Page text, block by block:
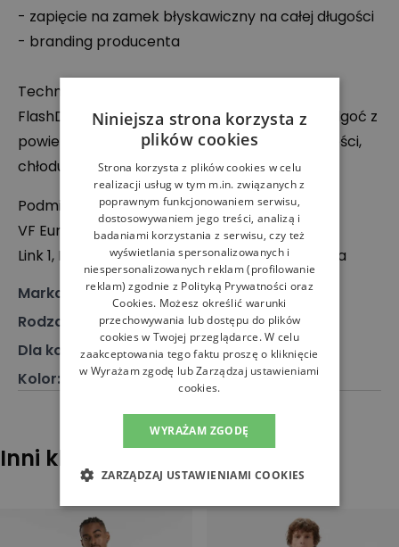
- zapięcie na zamek błyskawiczny na całej długości
- branding producenta
Technologie:
FlashDry – Tkaniny FlashDry odprowadzają wilgoć z
powierzchni skóry, zapewniając uczucie suchości,
chłodu i komfortu.
Podmiot odpowiedzialny:
VF Europe B.V.
Link 1, Posthofbrug 2-4, 2600 Antwerpen, Belgia
Marka
The North Face
Rodzaj
Odzież, Bluza
Dla kogo: Dla niego
Kolor: Granatowy
Inni klienci sprawdzali również
Niniejsza strona korzysta z
plików cookies
Strona korzysta z plików cookies w celu
realizacji usług w tym m.in. związanych z
poprawnym funkcjonowaniem serwisu,
dostosowywaniem jego treści, analizą i
badaniami korzystania z serwisu, czy też
wyświetlania spersonalizowanych i
niespersonalizowanych reklam (profilowanie
reklam) zgodnie z Polityką Prywatności oraz
Cookies. Możesz określić warunki
przechowywania lub dostępu do plików
cookies w Twojej przeglądarce. W celu
zaakceptowania tego faktu proszę o kliknięcie
w Wyrażam zgodę lub Zarządzaj ustawieniami
cookies.
WYRAŻAM ZGODĘ
ZARZĄDZAJ USTAWIENIAMI COOKIES